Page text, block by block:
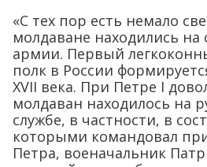
«С тех пор есть немало
молдаване находились на
армии. Первый
полк в России
XVII века. При Петре I
молдаван находилось на
службе, в частности, в
которыми командовал
Петра, военачальник